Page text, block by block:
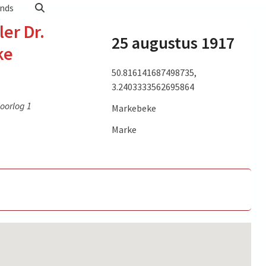
watch
of the
Books,
Manfred von Richthofen op de Markebeke (let op
Richthofens hoofdverband). (picture source:
Dr.
1
25 augustus 1917
50.816141687498735,
3.2403333562695864
Markebeke
Marke